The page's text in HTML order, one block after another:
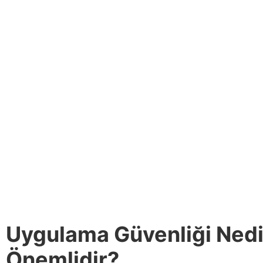
Uygulama Güvenliği